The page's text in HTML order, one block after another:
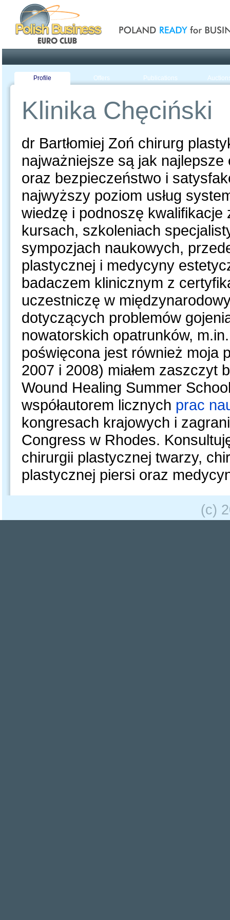
Profile Offers Publications
Klinika Chęciński
dr Bartłomiej Zoń chirurg
najważniejsze są jak
oraz bezpieczeństwo i
najwyższy poziom usług
wiedzę i podnoszę
kursach, szkoleniach
sympozjach naukowych,
plastycznej i medycyny
badaczem klinicznym z
uczestniczę w
dotyczących problemów
nowatorskich opatrunków,
poświęcona jest również moja
2007 i 2008) miałem zaszczyt
Wound Healing Summer
współautorem licznych prac
kongresach krajowych i
Congress w Rhodes.
chirurgii plastycznej twarzy,
plastycznej piersi oraz
(c)